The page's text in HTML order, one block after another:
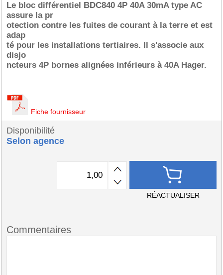
Le bloc différentiel BDC840 4P 40A 30mA type AC
assure la pr
otection contre les fuites de courant à la terre et est
adap
té pour les installations tertiaires. Il s'associe aux
disjo
ncteurs 4P bornes alignées inférieurs à 40A Hager.
Fiche fournisseur
Disponibilité
Selon agence
RÉACTUALISER
Commentaires